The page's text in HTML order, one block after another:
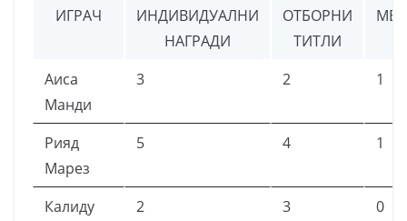
ИГРАЧ
ИНДИВИДУАЛНИ
НАГРАДИ
ОТБОРНИ
ТИТЛИ
Аиса
Манди
3 2 1
Рияд
Марез
5 4 1
Калиду
2 3 0